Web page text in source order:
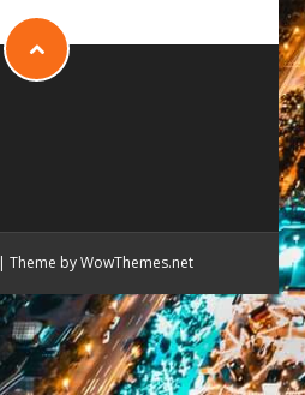
|Theme by WowThemes.net